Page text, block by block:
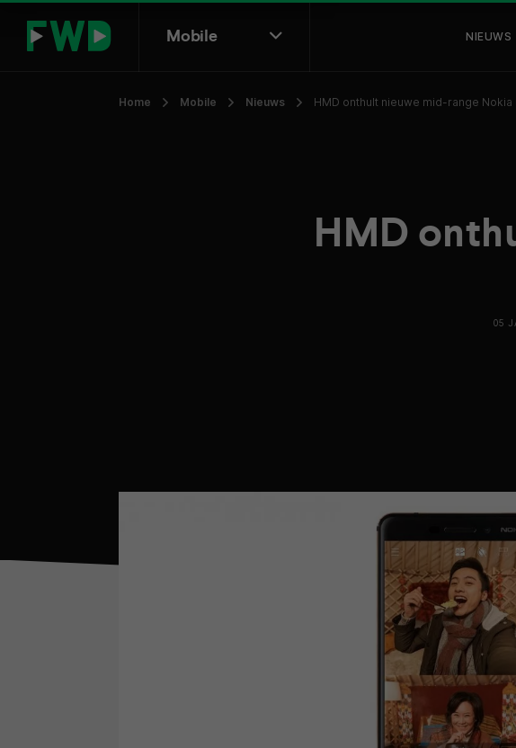
Mobile NIEUWS
Home Mobile Nieuws HMD onthult nieuwe mid-range Nokia
HMD
05